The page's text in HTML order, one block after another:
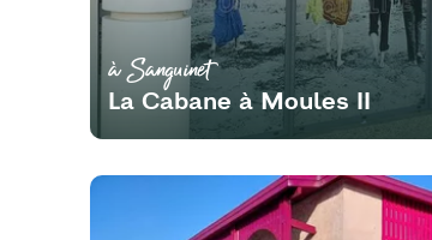
à Sanguinet
La Cabane à Moules II